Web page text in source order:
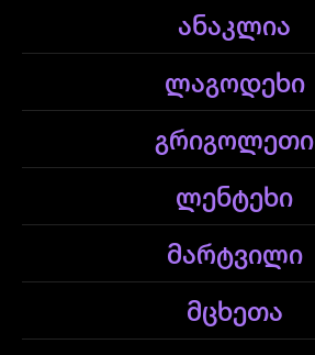
ანაკლია
ლაგოდეხი
გრიგოლეთი
ლენტეხი
მარტვილი
მცხეთა